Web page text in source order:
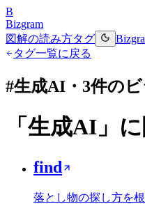
B
Bizgram
図解の読み方タグ
タグ一覧に戻る
#生成AI ・ 3件の
「生成AI 」
find
落とし物の探し方を